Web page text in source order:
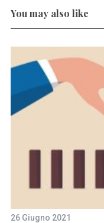
You may also like
26 Giugno 2021